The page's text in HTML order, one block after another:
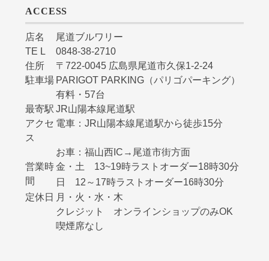
ACCESS
店名
尾道ブルワリー
TE L
0848-38-2710
住所
〒722-0045 広島県尾道市久保1-2-24
駐車場 PARIGOT PARKING（パリゴパーキング）
有料・57台
最寄駅 JR山陽本線尾道駅
アクセ
ス
電車：JR山陽本線尾道駅から徒歩15分
お車：福山西IC→尾道市街方面
営業時
間
金・土 13~19時ラストオーダー18時30分
日 12～17時ラストオーダー16時30分
定休日 月・火・水・木
クレジット オンラインショップのみOK
喫煙席なし